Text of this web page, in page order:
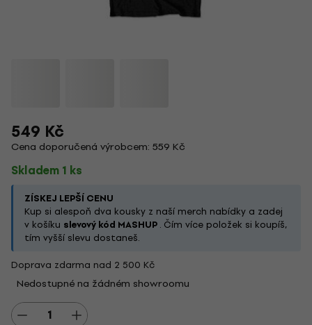
549 Kč
Cena doporučená výrobcem: 559 Kč
Skladem 1 ks
ZÍSKEJ LEPŠÍ CENU
Kup si alespoň dva kousky z naší merch nabídky a zadej
v košíku slevový kód MASHUP. Čím více položek si koupíš,
tím vyšší slevu dostaneš.
Doprava zdarma nad 2 500 Kč
Nedostupné na žádném showroomu